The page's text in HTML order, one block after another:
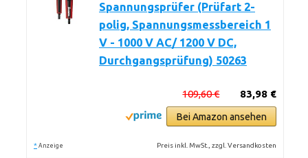
Spannungsprüfer (Prüfart 2-
polig, Spannungsmessbereich 1
V - 1000 V AC/ 1200 V DC,
Durchgangsprüfung) 50263
83,98 €
109,60 €
Bei Amazon ansehen
* Anzeige Preis inkl. MwSt., zzgl. Versandkosten